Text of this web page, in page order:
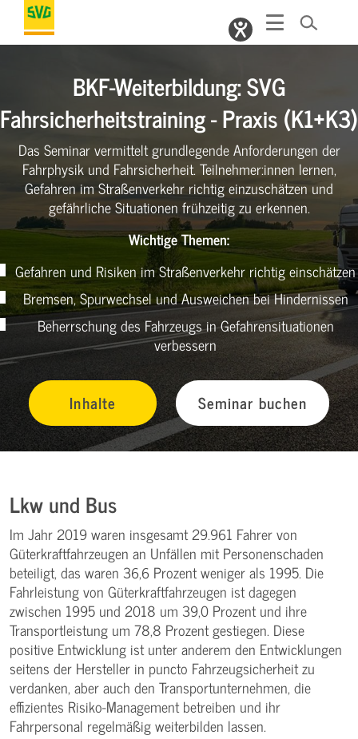
BKF-Weiterbildung: SVG
Fahrsicherheitstraining - Praxis (K1+K3)
Das Seminar vermittelt grundlegende Anforderungen der
Fahrphysik und Fahrsicherheit. Teilnehmer:innen lernen,
Gefahren im Straßenverkehr richtig einzuschätzen und
gefährliche Situationen frühzeitig zu erkennen.
Wichtige Themen:
Gefahren und Risiken im Straßenverkehr richtig einschätzen
Bremsen, Spurwechsel und Ausweichen bei Hindernissen
Beherrschung des Fahrzeugs in Gefahrensituationen
verbessern
Inhalte Seminar buchen
Lkw und Bus
Im Jahr 2019 waren insgesamt 29.961 Fahrer von
Güterkraftfahrzeugen an Unfällen mit Personenschaden
beteiligt, das waren 36,6 Prozent weniger als 1995. Die
Fahrleistung von Güterkraftfahrzeugen ist dagegen
zwischen 1995 und 2018 um 39,0 Prozent und ihre
Transportleistung um 78,8 Prozent gestiegen. Diese
positive Entwicklung ist unter anderem den Entwicklungen
seitens der Hersteller in puncto Fahrzeugsicherheit zu
verdanken, aber auch den Transportunternehmen, die
effizientes Risiko-Management betreiben und ihr
Fahrpersonal regelmäßig weiterbilden lassen.